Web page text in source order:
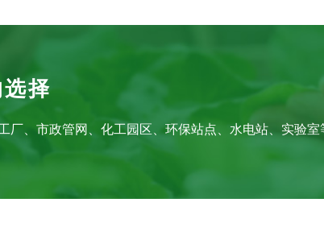
选择
厂、市政管网、化工园区、环保站点、水电站、实验室